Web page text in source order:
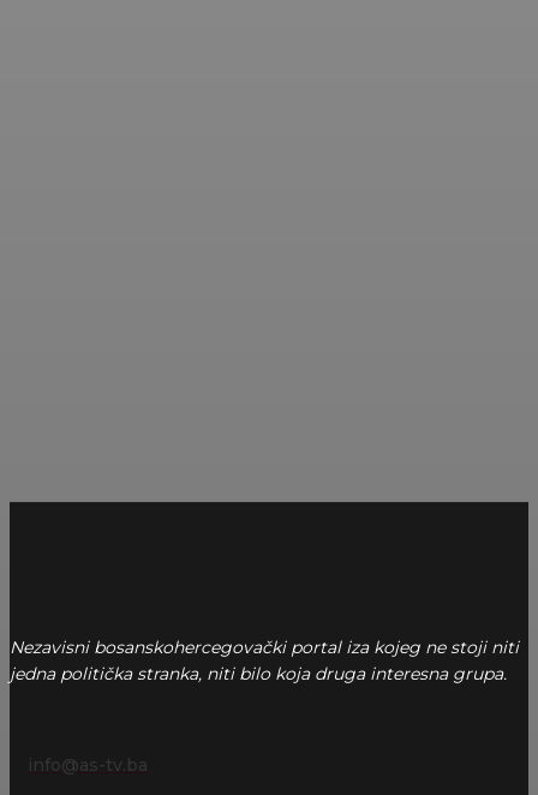
Nezavisni bosanskohercegovački portal iza kojeg ne stoji niti
jedna politička stranka, niti bilo koja druga interesna grupa.
info@as-tv.ba